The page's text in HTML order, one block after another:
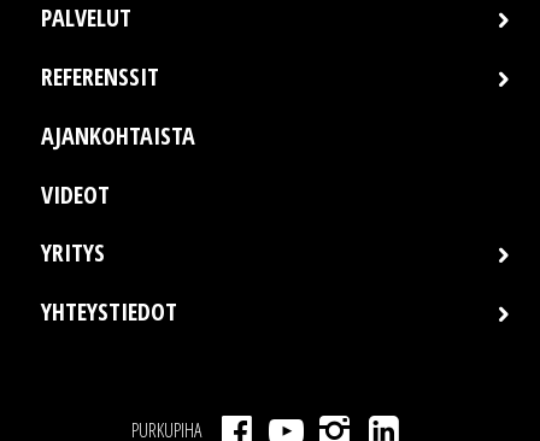
PALVELUT
REFERENSSIT
AJANKOHTAISTA
VIDEOT
YRITYS
YHTEYSTIEDOT
PURKUPIHA